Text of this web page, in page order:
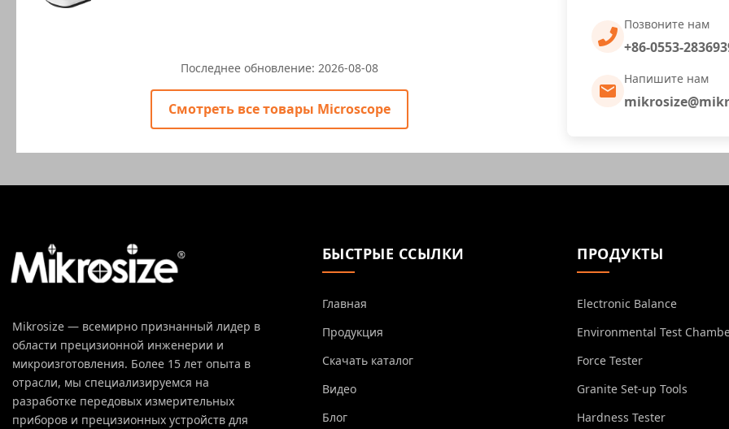
Последнее обновление: 2026-08-08
Смотреть все товары Microscope
Позвоните нам
+86-0553-
Напишите нам
Mikrosize — всемирно признанный лидер в
области прецизионной инженерии и
микроизготовления. Более 15 лет опыта в
отрасли, мы специализируемся на
разработке передовых измерительных
приборов и прецизионных устройств для
БЫСТРЫЕ ССЫЛКИ
Главная
Продукция
Скачать каталог
Видео
Блог
ПРОДУКТЫ
Electronic Balance
Environmental Test
Force Tester
Granite Set-up Tools
Hardness Tester